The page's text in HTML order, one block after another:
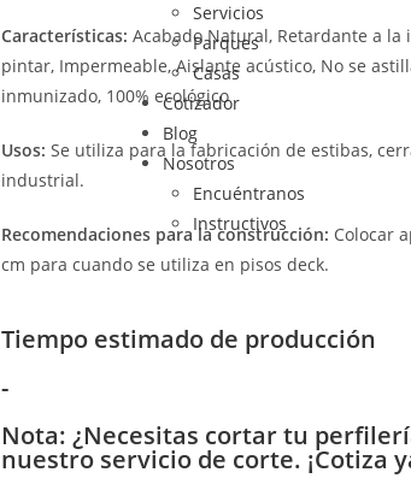
Servicios
Parques
Casas
Cotizador
Blog
Nosotros
Encuéntranos
Instructivos
Características: Acabado Natural, Retardante a la
pintar, Impermeable, Aislante acústico, No se
inmunizado, 100% ecológico
Usos: Se utiliza para la fabricación de estibas,
industrial.
Recomendaciones para la construcción: Colocar
cm para cuando se utiliza en pisos deck.
Tiempo estimado de producción
-
Nota: ¿Necesitas cortar tu
nuestro servicio de corte. ¡Cotiza